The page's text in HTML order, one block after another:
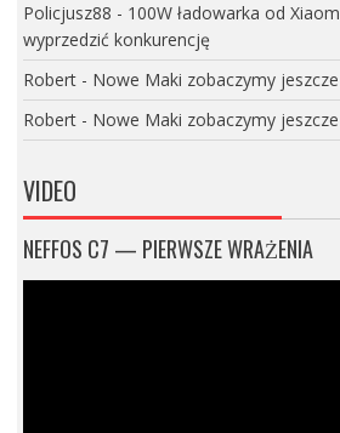
Policjusz88 - 100W ładowarka od
wyprzedzić konkurencję
Robert- Nowe Maki zobaczymy
Robert- Nowe Maki zobaczymy
VIDEO
NEFFOS C7 — PIERWSZE WRAŻENIA